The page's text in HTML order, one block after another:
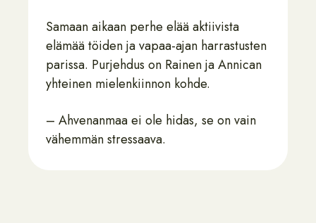
Samaan aikaan perhe elää aktiivista
elämää töiden ja vapaa-ajan harrastusten
parissa. Purjehdus on Rainen ja Annican
yhteinen mielenkiinnon kohde.
– Ahvenanmaa ei ole hidas, se on vain
vähemmän stressaava.